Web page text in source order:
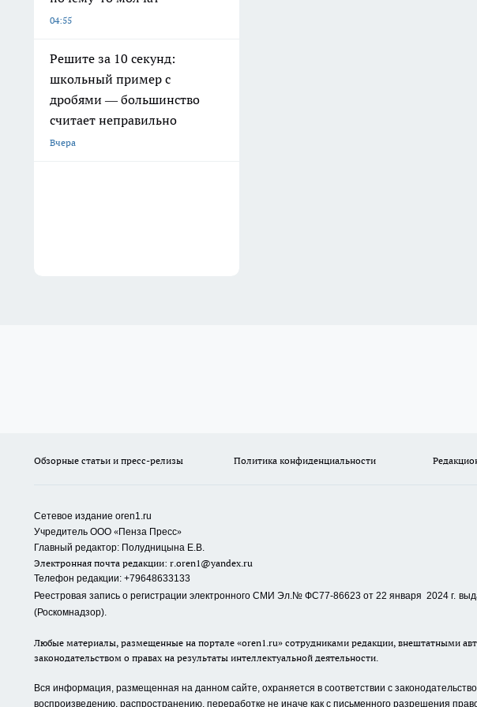
04:55
Решите за 10 секунд:
школьный пример с
дробями — большинство
считает неправильно
Вчера
Обзорные статьи и пресс-релизы Политика конфиденциальности
Сетевое издание oren1.ru
Учредитель ООО «Пенза Пресс»
Главный редактор: Полудницына Е.В.
Электронная почта редакции: r.oren1@yandex.ru
Телефон редакции: +79648633133
Реестровая запись о регистрации электронного СМИ Эл.№ ФС77-86623 от 22 января 2024 г.
(Роскомнадзор).
Любые материалы, размещенные на портале «oren1.ru» сотрудниками редакции, внештатными
законодательством о правах на результаты интеллектуальной деятельности.
Вся информация, размещенная на данном сайте, охраняется в соответствии с
воспроизведению, распространению, переработке не иначе как с письменного разрешения